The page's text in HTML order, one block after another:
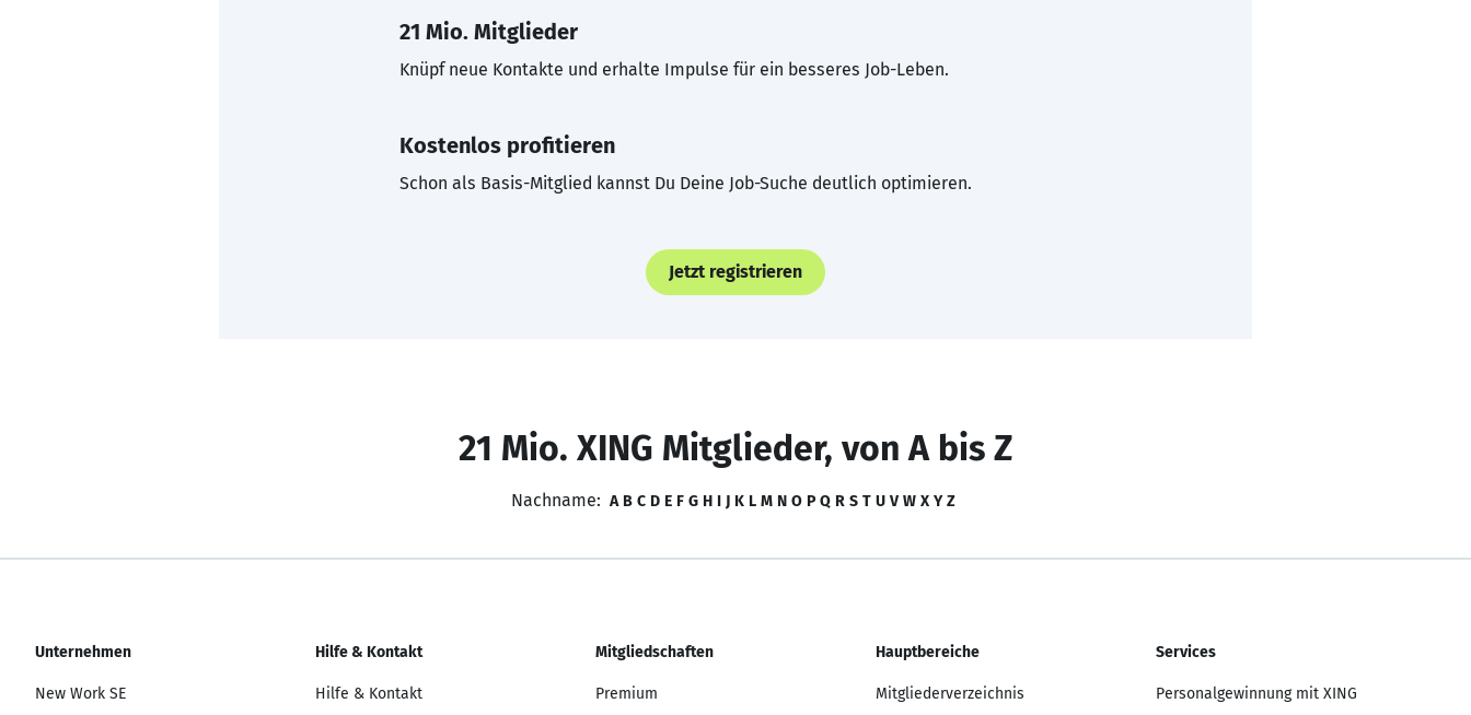
21 Mio. Mitglieder
Knüpf neue Kontakte und erhalte Impulse für ein besseres Job-Leben.
Kostenlos profitieren
Schon als Basis-Mitglied kannst Du Deine Job-Suche deutlich optimieren.
Jetzt registrieren
21 Mio. XING Mitglieder, von A bis Z
Nachname: A B C D E F G H I J K L M N O P Q R S T U V W X Y Z
Unternehmen
New Work SE
Hilfe & Kontakt
Hilfe & Kontakt
Mitgliedschaften
Premium
Hauptbereiche
Mitgliederverzeichnis
Services
Personalgewinnung mit XING